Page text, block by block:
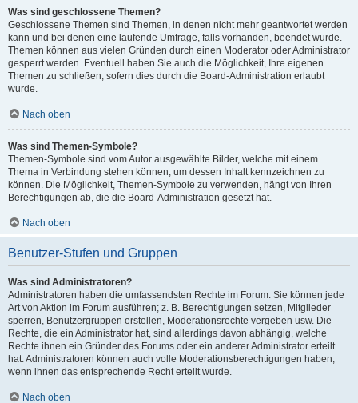
Was sind geschlossene Themen?
Geschlossene Themen sind Themen, in denen nicht mehr geantwortet werden
kann und bei denen eine laufende Umfrage, falls vorhanden, beendet wurde.
Themen können aus vielen Gründen durch einen Moderator oder Administrator
gesperrt werden. Eventuell haben Sie auch die Möglichkeit, Ihre eigenen
Themen zu schließen, sofern dies durch die Board-Administration erlaubt
wurde.
Nach oben
Was sind Themen-Symbole?
Themen-Symbole sind vom Autor ausgewählte Bilder, welche mit einem
Thema in Verbindung stehen können, um dessen Inhalt kennzeichnen zu
können. Die Möglichkeit, Themen-Symbole zu verwenden, hängt von Ihren
Berechtigungen ab, die die Board-Administration gesetzt hat.
Nach oben
Benutzer-Stufen und Gruppen
Was sind Administratoren?
Administratoren haben die umfassendsten Rechte im Forum. Sie können jede
Art von Aktion im Forum ausführen; z. B. Berechtigungen setzen, Mitglieder
sperren, Benutzergruppen erstellen, Moderationsrechte vergeben usw. Die
Rechte, die ein Administrator hat, sind allerdings davon abhängig, welche
Rechte ihnen ein Gründer des Forums oder ein anderer Administrator erteilt
hat. Administratoren können auch volle Moderationsberechtigungen haben,
wenn ihnen das entsprechende Recht erteilt wurde.
Nach oben